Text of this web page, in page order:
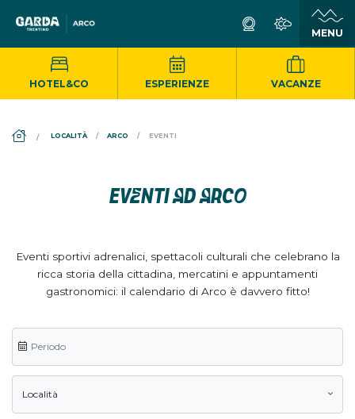
HOTEL&CO ESPERIENZE VACANZE
DS_BREADCRUMB.HOME
LOCALITÀ ARCO EVENTI
EVENTI AD ARCO
Eventi sportivi adrenalici, spettacoli culturali che celebrano la
ricca storia della cittadina, mercatini e appuntamenti
gastronomici: il calendario di Arco è davvero fitto!
Località